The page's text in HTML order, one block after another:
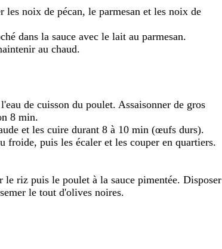
les noix de pécan, le parmesan et les noix de
dans la sauce avec le lait au parmesan.
au chaud.
de cuisson du poulet. Assaisonner de gros
8 min.
et les cuire durant 8 à 10 min (œufs durs).
froide, puis les écaler et les couper en quartiers.
le riz puis le poulet à la sauce pimentée. Disposer
le tout d'olives noires.